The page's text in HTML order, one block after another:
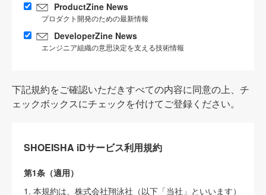
ProductZine News
プロダクト開発のための最新情報
DeveloperZine News
エンジニア組織の意思決定を支える技術情報
下記規約をご確認いただきすべての内容に同意の上、チ
ェックボックスにチェックを付けてご登録ください。
SHOEISHA iDサービス利用規約
第1条（適用）
1. 本規約は、株式会社翔泳社（以下「当社」といいます）